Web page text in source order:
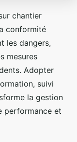
chantier
conformité
les dangers,
mesures
Adopter
suivi
la gestion
performance et